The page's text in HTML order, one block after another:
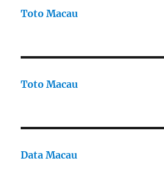
Toto Macau
Toto Macau
Data Macau